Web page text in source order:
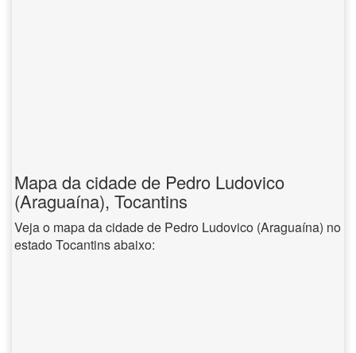
Mapa da cidade de Pedro Ludovico
(Araguaína), Tocantins
Veja o mapa da cidade de Pedro Ludovico (Araguaína) no
estado Tocantins abaixo: